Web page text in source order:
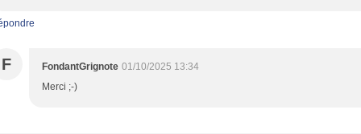
F FondantGrignote 01/10/2025 13:34
Merci ;-)